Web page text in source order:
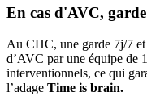
En cas d'AVC,
Au CHC, une garde 7j/7
d’AVC par une équipe de
interventionnels, ce qui
l’adage Time is brain.